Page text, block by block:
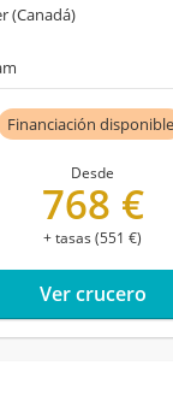
(Canadá)
Financiación disponible
Desde
768 €
+ tasas (551 €)
Ver crucero